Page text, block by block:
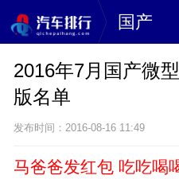
国产
2016年7月国产微
版名单
发布时间：2016-08-16 11:49
马爸爸发红包 吃吃喝